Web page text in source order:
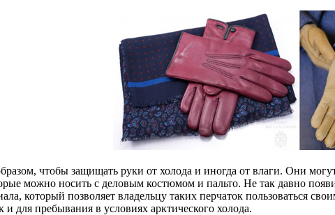
чтобы защищать руки от холода и иногда от влаги. Они
можно носить с деловым костюмом и пальто. Не так давно
который позволяет владельцу таких перчаток пользоваться
для пребывания в условиях арктического холода.